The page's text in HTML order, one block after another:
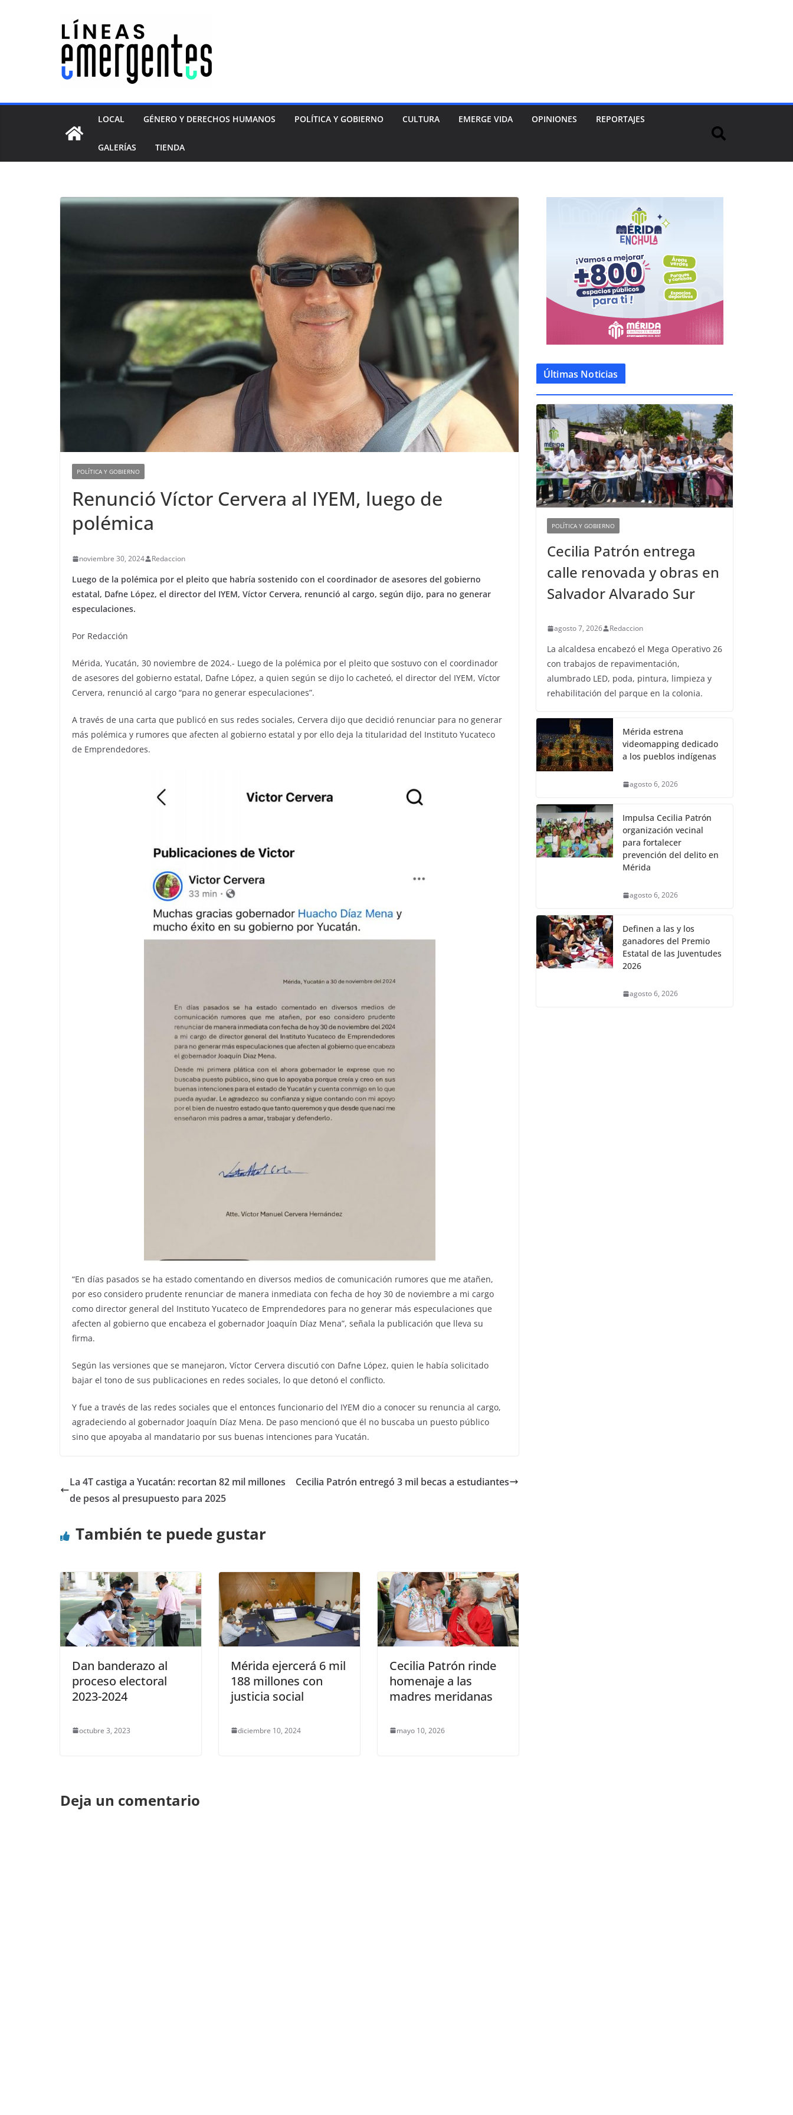
LOCAL GÉNERO Y DERECHOS HUMANOS POLÍTICA Y GOBIERNO CULTURA EMERGE VIDA OPINIONES REPORTAJES
GALERÍAS TIENDA
POLÍTICA Y GOBIERNO
Renunció Víctor Cervera al IYEM, luego de
polémica
noviembre 30, 2024 Redaccion
Luego de la polémica por el pleito que habría sostenido con el coordinador de asesores del gobierno
estatal, Dafne López, el director del IYEM, Víctor Cervera, renunció al cargo, según dijo, para no generar
especulaciones.
Por Redacción
Mérida, Yucatán, 30 noviembre de 2024.- Luego de la polémica por el pleito que sostuvo con el coordinador
de asesores del gobierno estatal, Dafne López, a quien según se dijo lo cacheteó, el director del IYEM, Víctor
Cervera, renunció al cargo “para no generar especulaciones”.
A través de una carta que publicó en sus redes sociales, Cervera dijo que decidió renunciar para no generar
más polémica y rumores que afecten al gobierno estatal y por ello deja la titularidad del Instituto Yucateco
de Emprendedores.
“En días pasados se ha estado comentando en diversos medios de comunicación rumores que me atañen,
por eso considero prudente renunciar de manera inmediata con fecha de hoy 30 de noviembre a mi cargo
como director general del Instituto Yucateco de Emprendedores para no generar más especulaciones que
afecten al gobierno que encabeza el gobernador Joaquín Díaz Mena”, señala la publicación que lleva su
firma.
Según las versiones que se manejaron, Víctor Cervera discutió con Dafne López, quien le había solicitado
bajar el tono de sus publicaciones en redes sociales, lo que detonó el conflicto.
Y fue a través de las redes sociales que el entonces funcionario del IYEM dio a conocer su renuncia al cargo,
agradeciendo al gobernador Joaquín Díaz Mena. De paso mencionó que él no buscaba un puesto público
sino que apoyaba al mandatario por sus buenas intenciones para Yucatán.
La 4T castiga a Yucatán: recortan 82 mil millones
de pesos al presupuesto para 2025
Cecilia Patrón entregó 3 mil becas a estudiantes
También te puede gustar
Dan banderazo al
proceso electoral
2023-2024
octubre 3, 2023
Mérida ejercerá 6 mil
188 millones con
justicia social
diciembre 10, 2024
Cecilia Patrón rinde
homenaje a las
madres meridanas
mayo 10, 2026
Deja un comentario
Últimas Noticias
POLÍTICA Y GOBIERNO
Cecilia Patrón entrega
calle renovada y obras en
Salvador Alvarado Sur
agosto 7, 2026 Redaccion
La alcaldesa encabezó el Mega Operativo 26
con trabajos de repavimentación,
alumbrado LED, poda, pintura, limpieza y
rehabilitación del parque en la colonia.
Mérida estrena
videomapping dedicado
a los pueblos indígenas
agosto 6, 2026
Impulsa Cecilia Patrón
organización vecinal
para fortalecer
prevención del delito en
Mérida
agosto 6, 2026
Definen a las y los
ganadores del Premio
Estatal de las Juventudes
2026
agosto 6, 2026